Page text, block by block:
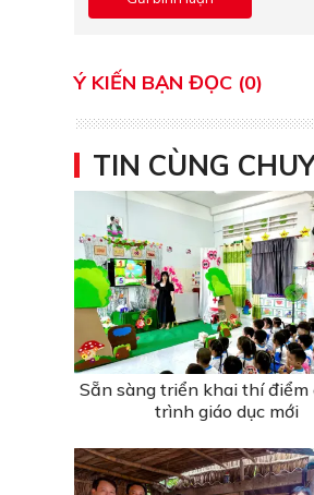
Ý KIẾN BẠN ĐỌC (0)
TIN CÙNG
Sẵn sàng triển khai thí điểm
trình giáo dục mới